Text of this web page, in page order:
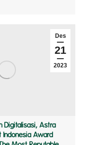
Des
21
2023
Digitalisasi, Astra
Indonesia Award